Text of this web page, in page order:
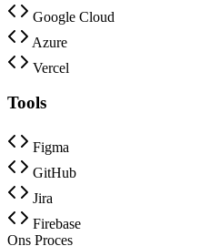
Google Cloud
Azure
Vercel
Tools
Figma
GitHub
Jira
Firebase
Ons Proces